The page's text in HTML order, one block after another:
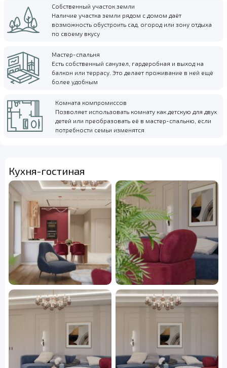
Собственный участок земли
Наличие участка земли рядом с домом даёт
возможность обустроить сад, огород или зону отдыха
по своему вкусу
Мастер-спальня
Есть собственный санузел, гардеробная и выход на
балкон или террасу. Это делает проживание в ней ещё
более удобным
Комната компромиссов
Позволяет использовать комнату как детскую для двух
детей или преобразовать её в мастер-спальню, если
потребности семьи изменятся
Кухня-гостиная